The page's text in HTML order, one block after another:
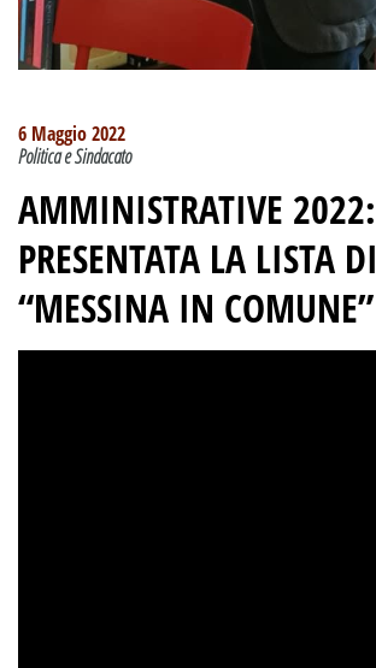
6 Maggio 2022
Politica e Sindacato
AMMINISTRATIVE 2022:
PRESENTATA LA LISTA DI
“MESSINA IN COMUNE”